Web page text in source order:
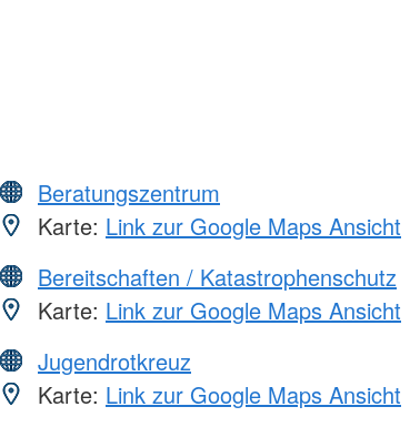
Beratungszentrum
Karte: Link zur Google Maps Ansicht
Bereitschaften / Katastrophenschutz
Karte: Link zur Google Maps Ansicht
Jugendrotkreuz
Karte: Link zur Google Maps Ansicht